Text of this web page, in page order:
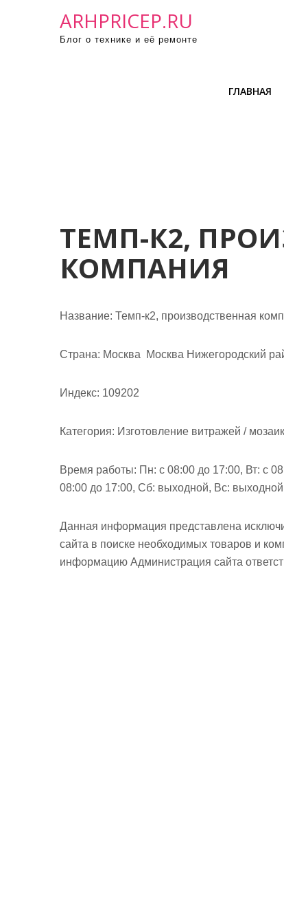
ARHPRICEP.RU
Блог о технике и её ремонте
ГЛАВНАЯ
ТЕМП-К2,
КОМПАНИЯ
Название: Темп-к2, производственная
Страна: Москва Москва Нижегородский
Индекс: 109202
Категория: Изготовление витражей /
Время работы: Пн: с 08:00 до 17:00, Вт: с
08:00 до 17:00, Сб: выходной, Вс: выходной
Данная информация представлена
сайта в поиске необходимых товаров и
информацию Администрация сайта